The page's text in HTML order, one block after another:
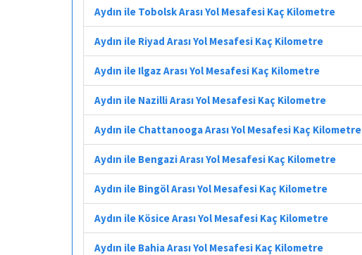
Aydın ile Tobolsk Arası Yol Mesafesi Kaç Kilometre
Aydın ile Riyad Arası Yol Mesafesi Kaç Kilometre
Aydın ile Ilgaz Arası Yol Mesafesi Kaç Kilometre
Aydın ile Nazilli Arası Yol Mesafesi Kaç Kilometre
Aydın ile Chattanooga Arası Yol Mesafesi Kaç Kilometre
Aydın ile Bengazi Arası Yol Mesafesi Kaç Kilometre
Aydın ile Bingöl Arası Yol Mesafesi Kaç Kilometre
Aydın ile Kösice Arası Yol Mesafesi Kaç Kilometre
Aydın ile Bahia Arası Yol Mesafesi Kaç Kilometre